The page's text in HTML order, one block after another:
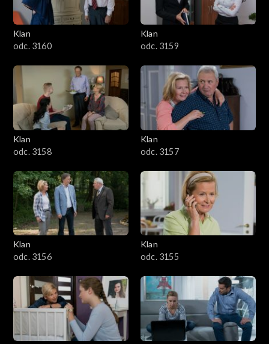
Klan
odc. 3160
Klan
odc. 3159
Klan
odc. 3158
Klan
odc. 3157
Klan
odc. 3156
Klan
odc. 3155